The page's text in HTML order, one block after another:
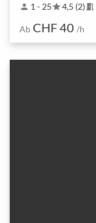
person 1 - 25star4,5 (2) meeting_room
Ab CHF 40 /h